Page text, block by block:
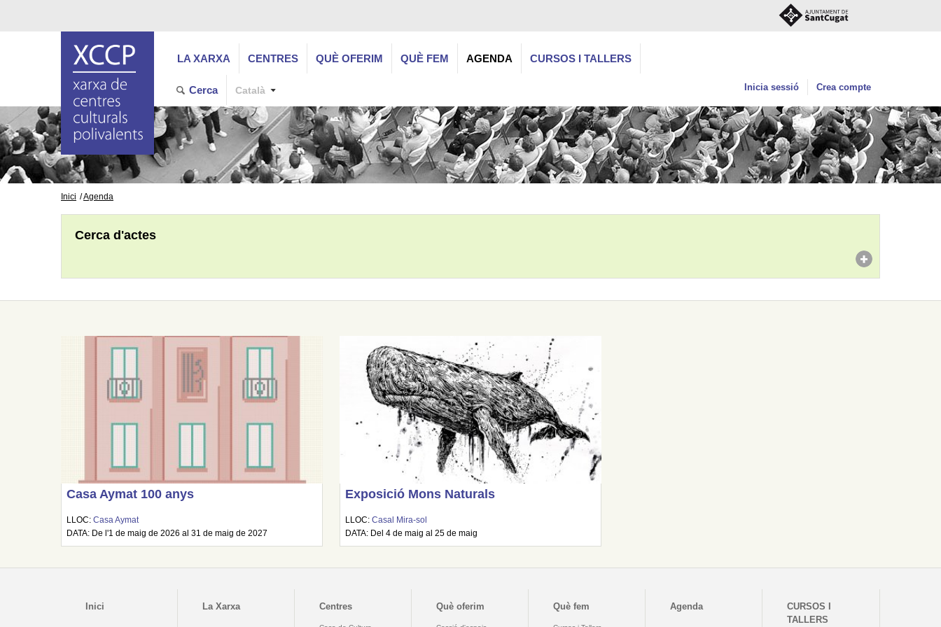
LA XARXA CENTRES QUÈ OFERIM QUÈ FEM AGENDA CURSOS I TALLERS
Cerca Català Inicia sessió Crea compte
Inici Agenda
Cerca d'actes
Casa Aymat 100 anys
LLOC:Casa Aymat
DATA: De l'1 de maig de 2026 al 31 de maig de 2027
Exposició Mons Naturals
LLOC:Casal Mira-sol
DATA: Del 4 de maig al 25 de maig
Inici La Xarxa Centres Què oferim Què fem Agenda
CURSOS I
TALLERS